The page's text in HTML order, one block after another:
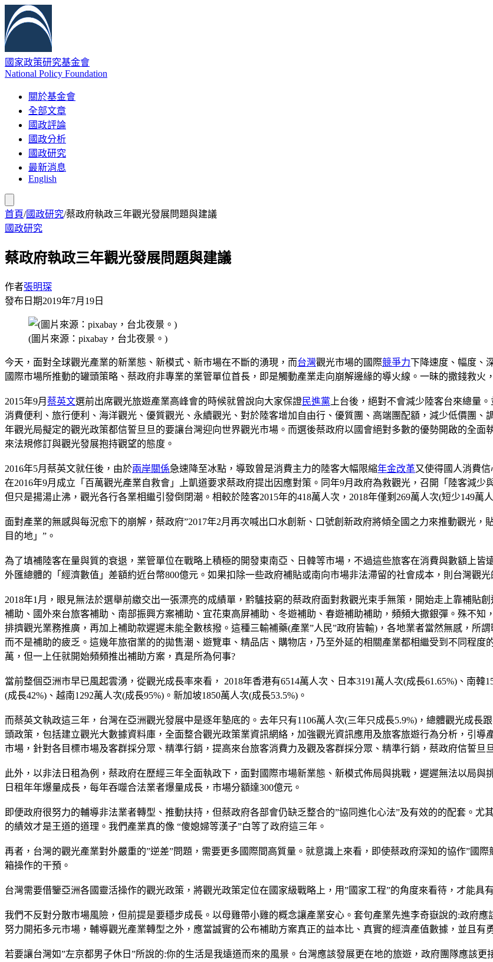
國家政策研究基金會
National Policy Foundation
關於基金會
全部文章
國政評論
國政分析
國政研究
最新消息
English
首頁/國政研究/蔡政府執政三年觀光發展問題與建議
國政研究
蔡政府執政三年觀光發展問題與建議
作者張明琛
發布日期2019年7月19日
(圖片來源：pixabay，台北夜景。)
今天，面對全球觀光產業的新業態、新模式、新市場在不斷的湧現，而台灣觀光市場的國際競爭力下降速度、幅度、
國際市場所推動的罐頭策略、蔡政府非專業的業管單位首長，即是觸動產業走向崩解邊緣的導火線。一昧的撒錢救火
2015年9月 蔡英文選前出席觀光旅遊產業高峰會的時候就曾說向大家保證民進黨 上台後，絕對不會減少陸客台來總量
消費便利、旅行便利、海洋觀光、優質觀光、永續觀光、對於陸客增加自由行、優質團、高端團配額，減少低價團
年觀光局擬定的觀光政策都信誓旦旦的要讓台灣迎向世界觀光市場。而選後蔡政府以國會絕對多數的優勢開啟的全
來法規修訂與觀光發展抱持觀望的態度。
2016年5月蔡英文就任後，由於兩岸關係急速降至冰點，導致曾是消費主力的陸客大幅限縮年金改革又使得國人消費
在2016年9月成立「百萬觀光產業自救會」上凱道要求蔡政府提出因應對策。同年9月政府為救觀光，召開「陸客減少
但只是揚湯止沸，觀光各行各業相繼引發倒閉潮。相較於陸客2015年的418萬人次，2018年僅剩269萬人次(短少149萬
面對產業的無感與每況愈下的崩解，蔡政府”2017年2月再次喊出口水創新、口號創新政府將傾全國之力來推動觀光
目的地」”。
為了填補陸客在量與質的衰退，業管單位在戰略上積極的開發東南亞、日韓等市場，不過這些旅客在消費與數額上
外匯總體的「經濟數值」差額約近台幣800億元。如果扣除一些政府補貼或南向市場非法滯留的社會成本，則台灣觀
2018年1月，眼見無法於選舉前繳交出一張漂亮的成績單，黔驢技窮的蔡政府面對救觀光束手無策，開始走上靠補貼
補助、國外來台旅客補助、南部振興方案補助、宜花東高屏補助、冬遊補助、春遊補助補助，頻頻大撒銀彈。殊不
排擠觀光業務推廣，再加上補助款遲遲未能全數核撥。這種三輸補藥(產業”人民”政府皆輸)，各地業者當然無感，所
而不是補助的疲乏。這幾年旅宿業的的拋售潮、遊覽車、精品店、購物店，乃至外延的相關產業都相繼受到不同程
萬，但一上任就開始頻頻推出補助方案，真是所為何事?
當前整個亞洲市早已風起雲湧，從觀光成長率來看， 2018年香港有6514萬人次、日本3191萬人次(成長61.65%)、南韓
(成長42%)、越南1292萬人次(成長95%)。新加坡1850萬人次(成長53.5%)。
而蔡英文執政這三年，台灣在亞洲觀光發展中是逐年墊底的。去年只有1106萬人次(三年只成長5.9%)，總體觀光成
頭政策，包括建立觀光大數據資料庫，全面整合觀光政策業資訊網絡，加強觀光資訊應用及旅客旅遊行為分析，引
市場，針對各目標市場及客群採分眾、精準行銷，提高來台旅客消費力及觀及客群採分眾、精準行銷，蔡政府信誓旦
此外，以非法日租為例，蔡政府在歷經三年全面執政下，面對國際市場新業態、新模式佈局與挑戰，遲遲無法以局
日租年年爆量成長，每年吞噬合法業者爆量成長，市場分額達300億元。
即便政府很努力的輔導非法業者轉型、推動扶持，但蔡政府各部會仍缺乏整合的”協同進化心法”及有效的的配套。
的績效才是王道的道理。我們產業真的像 “傻媳婦等漢子”白等了政府這三年。
再者，台灣的觀光產業對外嚴重的”逆差”問題，需要更多國際間高質量。就意識上來看，即使蔡政府深知的協作”國
箱操作的干預。
台灣需要借鑒亞洲各國靈活操作的觀光政策，將觀光政策定位在國家級戰略上，用”國家工程”的角度來看待，才能具
我們不反對分散市場風險，但前提是要穩步成長。以母雞帶小雞的概念讓產業安心。套句產業先進李奇嶽說的:政府
努力開拓多元市場，輔導觀光產業轉型之外，應當誠實的公布補助方案真正的益本比、真實的經濟產值數據，並且有
若要讓台灣如”左京都男子休日”所說的:你的生活是我遠道而來的風景。台灣應該發展更在地的旅遊，政府團隊應該